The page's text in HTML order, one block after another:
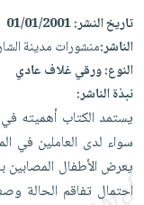
Android
تحميل
iKitab
Apple
على
Apple
جوائز
الشخصية
العناية
وتصفيف
الشعر
العناية
بالجسم
العناية
جديد
الكل
أواني
الطهي
أدوات
الخبز
متجر
الهدايا
أقسام
الأكثرشحن
تاريخ النشر:01/01/2001
الناشر:منشورات مدينة
النوع:ورقي غلاف عادي
نبذة الناشر:
يستمد الكتاب أهميته
سواء لدى العاملين في
يعرض الأطفال المصابين
احتمال تفاقم الحالة